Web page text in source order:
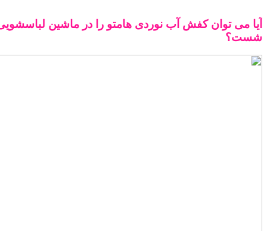
آیا می توان کفش آب نوردی هامتو را در ماشین
شست؟